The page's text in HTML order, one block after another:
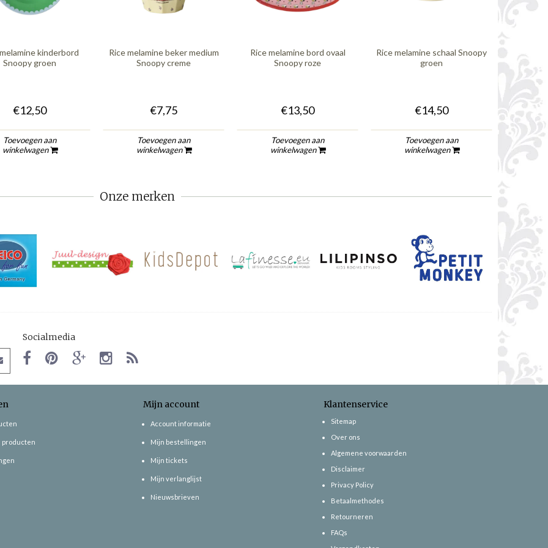
kinderbord
Snoopy groen
€12,50
Toevoegen aan
winkelwagen
Rice melamine beker medium
Snoopy creme
€7,75
Toevoegen aan
winkelwagen
Rice melamine bord ovaal
Snoopy roze
€13,50
Toevoegen aan
winkelwagen
Rice melamine schaal Snoopy
groen
€14,50
Toevoegen aan
winkelwagen
Onze merken
Socialmedia
producten
Mijn account
Account informatie
Mijn bestellingen
Mijn tickets
Mijn verlanglijst
Nieuwsbrieven
Klantenservice
Sitemap
Over ons
Algemene voorwaarden
Disclaimer
Privacy Policy
Betaalmethodes
Retourneren
FAQs